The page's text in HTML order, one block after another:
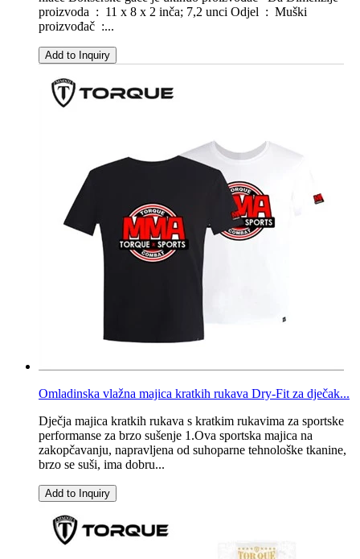
proizvoda ‏ : ‎ 11 x 8 x 2 inča; 7,2 unci Odjel ‏ : ‎ Muški
proizvođač ‏ :...
Add to Inquiry
Omladinska vlažna majica kratkih rukava Dry-Fit za dječak...
Dječja majica kratkih rukava s kratkim rukavima za sportske
performanse za brzo sušenje 1.Ova sportska majica na
zakopčavanju, napravljena od suhoparne tehnološke tkanine,
brzo se suši, ima dobru...
Add to Inquiry